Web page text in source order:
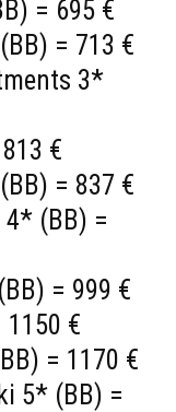
= 695 €
= 713 €
3*
€
= 837 €
(BB) =
= 999 €
€
= 1170 €
5* (BB) =